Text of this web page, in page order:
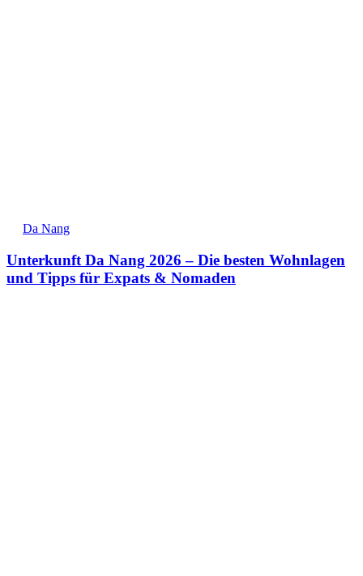
Da Nang
Unterkunft Da Nang 2026 – Die besten Wohnlagen
und Tipps für Expats & Nomaden